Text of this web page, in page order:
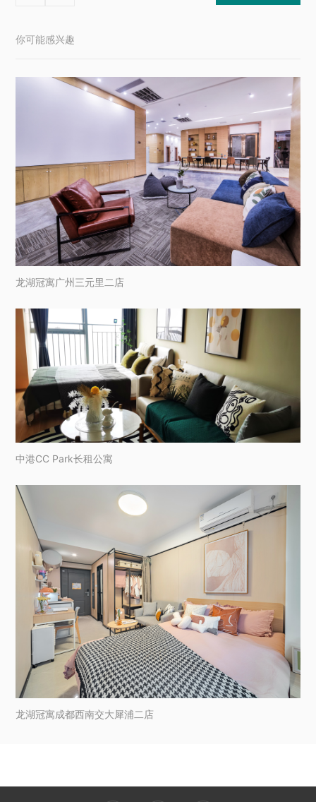
你可能感兴趣
龙湖冠寓广州三元里二店
中港CC Park长租公寓
龙湖冠寓成都西南交大犀浦二店